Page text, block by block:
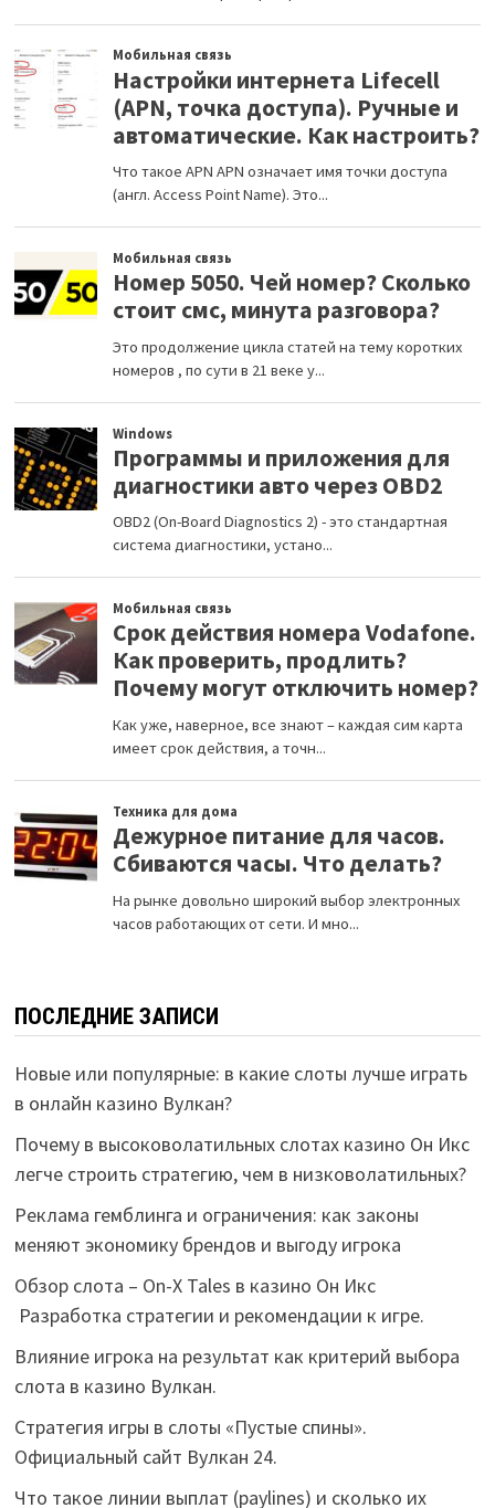
ПОСЛЕДНИЕ ЗАПИСИ
Новые или популярные: в какие слоты лучше играть
в онлайн казино Вулкан?
Почему в высоковолатильных слотах казино Он Икс
легче строить стратегию, чем в низковолатильных?
Реклама гемблинга и ограничения: как законы
меняют экономику брендов и выгоду игрока
Обзор слота – On-X Tales в казино Он Икс
Разработка стратегии и рекомендации к игре.
Влияние игрока на результат как критерий выбора
слота в казино Вулкан.
Стратегия игры в слоты «Пустые спины».
Официальный сайт Вулкан 24.
Что такое линии выплат (paylines) и сколько их